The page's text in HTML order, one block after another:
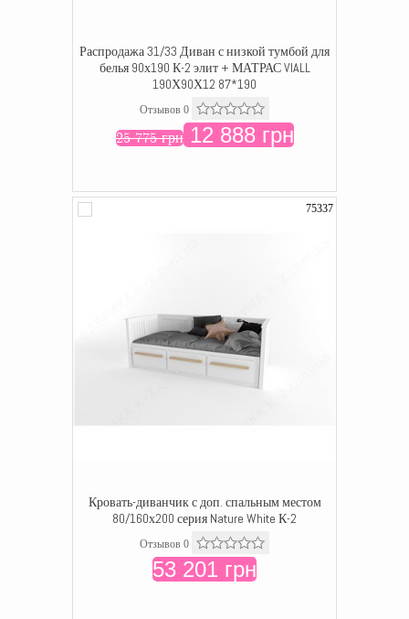
Распродажа 31/33 Диван с низкой тумбой для
белья 90х190 К-2 элит + МАТРАС VIALL
190Х90Х12 87*190
Отзывов 0
25 775 грн12 888 грн
75337
Кровать-диванчик с доп. спальным местом
80/160х200 серия Nature White К-2
Отзывов 0
53 201 грн